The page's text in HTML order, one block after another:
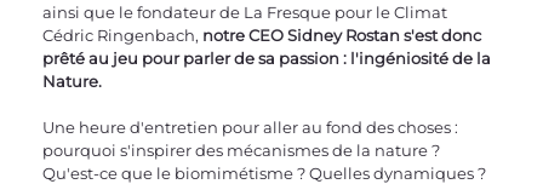
ainsi que le fondateur de La Fresque pour le Climat
Cédric Ringenbach, notre CEO Sidney Rostan s'est donc
prêté au jeu pour parler de sa passion : l'ingéniosité de la
Nature.
Une heure d'entretien pour aller au fond des choses :
pourquoi s'inspirer des mécanismes de la nature ?
Qu'est-ce que le biomimétisme ? Quelles dynamiques ?